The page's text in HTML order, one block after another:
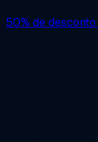
50% de desconto